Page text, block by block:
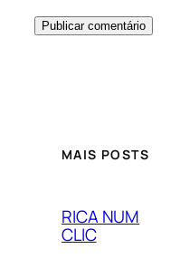
MAIS POSTS
RICA NUM
CLIC